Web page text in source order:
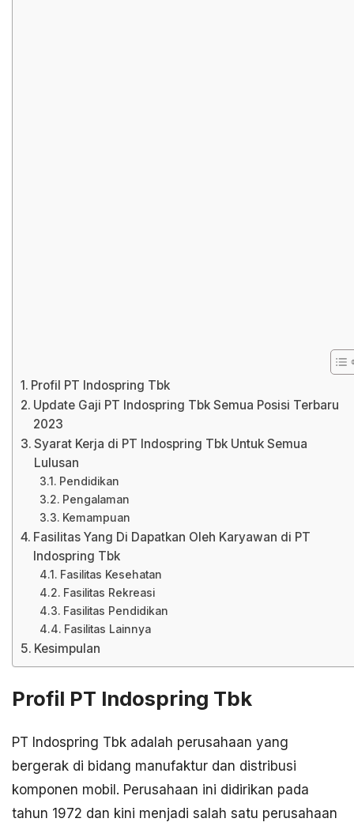
Profil PT Indospring Tbk
Update Gaji PT Indospring Tbk Semua Posisi Terbaru
2023
Syarat Kerja di PT Indospring Tbk Untuk Semua
Lulusan
Pendidikan
Pengalaman
Kemampuan
Fasilitas Yang Di Dapatkan Oleh Karyawan di PT
Indospring Tbk
Fasilitas Kesehatan
Fasilitas Rekreasi
Fasilitas Pendidikan
Fasilitas Lainnya
Kesimpulan
Profil PT Indospring Tbk
PT Indospring Tbk adalah perusahaan yang
bergerak di bidang manufaktur dan distribusi
komponen mobil. Perusahaan ini didirikan pada
tahun 1972 dan kini menjadi salah satu perusahaan